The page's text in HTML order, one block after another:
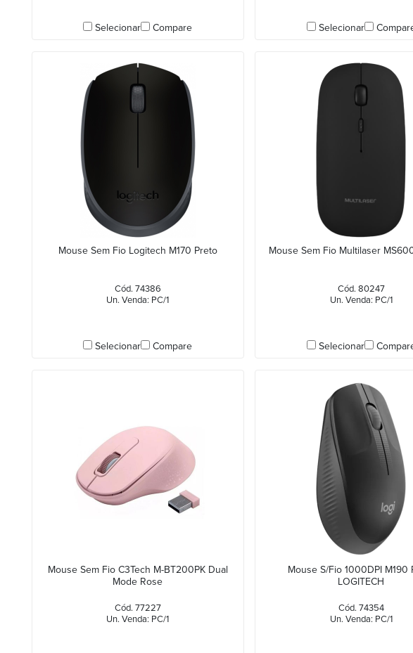
Selecionar Compare Selecionar
Mouse Sem Fio Logitech M170 Preto
Cód. 74386
Un. Venda: PC/1
Selecionar Compare
Mouse Sem Fio Multilaser
Cód. 80247
Un. Venda: PC/1
Selecionar
Mouse Sem Fio C3Tech M-BT200PK Dual
Mode Rose
Cód. 77227
Un. Venda: PC/1
Mouse S/Fio 1000DPI M190
LOGITECH
Cód. 74354
Un. Venda: PC/1